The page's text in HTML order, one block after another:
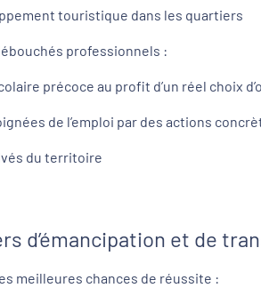
touristique dans les quartiers
professionnels :
précoce au profit d’un réel choix
de l’emploi par des actions
du territoire
d’émancipation et de
meilleures chances de réussite :